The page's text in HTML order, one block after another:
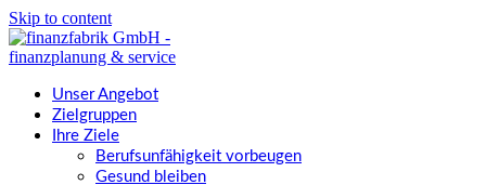
Skip to content
Unser Angebot
Zielgruppen
Ihre Ziele
Berufsunfähigkeit vorbeugen
Gesund bleiben